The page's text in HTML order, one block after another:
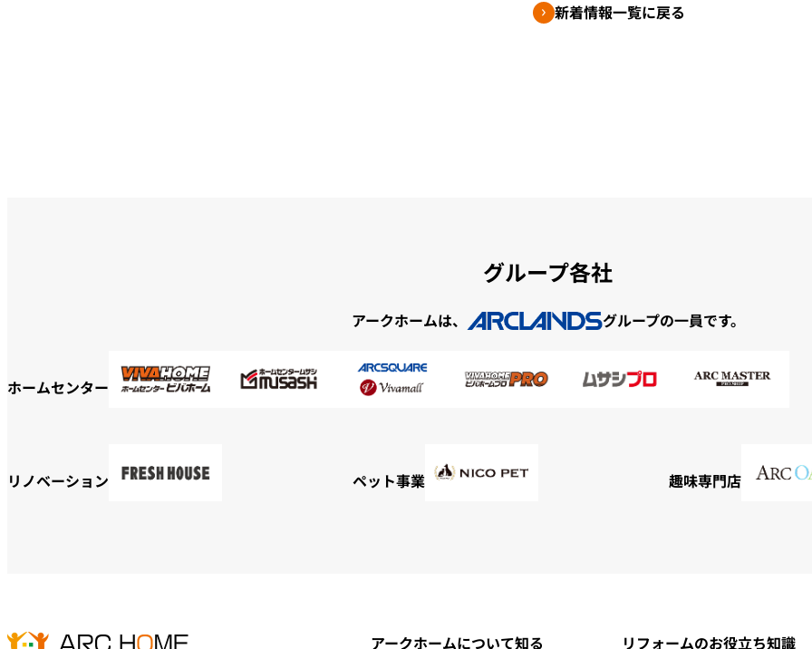
新着情報一覧に戻る
グループ各社
アークホームは、 グループの一員です。
ホームセンター
リノベーション ペット事業 趣味専門店
アークホームについて知る リフォームのお役立ち知識